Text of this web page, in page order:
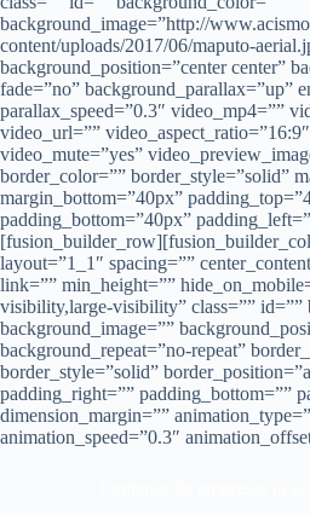
background_image=”http://
content/uploads/2017/06/maputo-
background_position=”center center”
fade=”no” background_parallax=”up”
parallax_speed=”0.3″ video_mp4=””
video_url=””
video_mute=”yes”
border_color=”” border_style=”solid”
margin_bottom=”40px”
padding_bottom=”40px”
layout=”1_1″ spacing=””
link=”” min_height=””
visibility,large-visibility” class=”” id=””
background_image=””
background_repeat=”no-repeat”
border_style=”solid”
padding_right=”” padding_bottom=””
dimension_margin=””
animation_speed=”0.3″